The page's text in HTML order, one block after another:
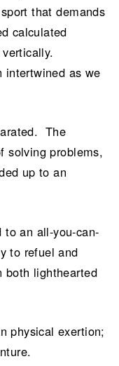
that demands
calculated
intertwined as we
The
solving problems,
up to an
to an all-you-can-
to refuel and
both lighthearted
physical exertion;